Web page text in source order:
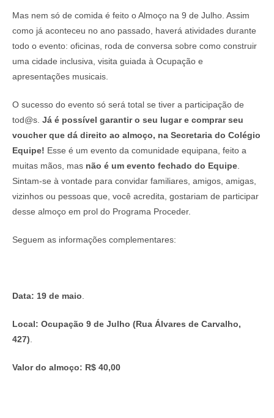
Mas nem só de comida é feito o Almoço na 9 de Julho. Assim
como já aconteceu no ano passado, haverá atividades durante
todo o evento: oficinas, roda de conversa sobre como construir
uma cidade inclusiva, visita guiada à Ocupação e
apresentações musicais.
O sucesso do evento só será total se tiver a participação de
tod@s. Já é possível garantir o seu lugar e comprar seu
voucher que dá direito ao almoço, na Secretaria do Colégio
Equipe! Esse é um evento da comunidade equipana, feito a
muitas mãos, mas não é um evento fechado do Equipe.
Sintam-se à vontade para convidar familiares, amigos, amigas,
vizinhos ou pessoas que, você acredita, gostariam de participar
desse almoço em prol do Programa Proceder.
Seguem as informações complementares:
Data: 19 de maio.
Local: Ocupação 9 de Julho (Rua Álvares de Carvalho,
427).
Valor do almoço: R$ 40,00